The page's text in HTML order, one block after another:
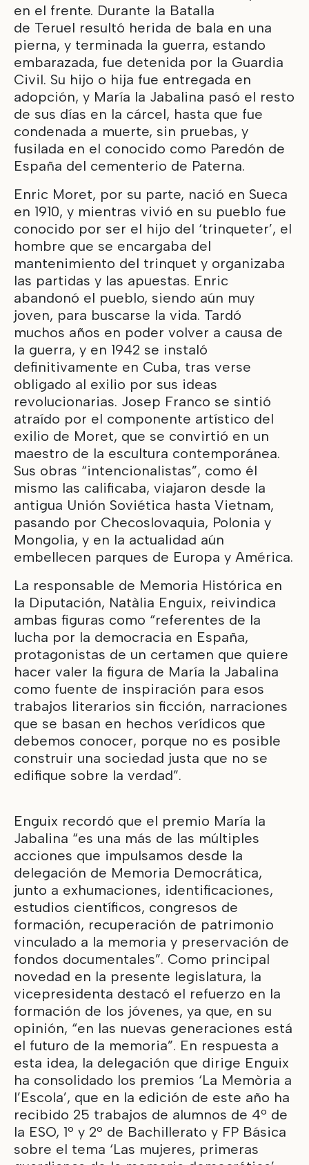
en el frente. Durante la Batalla
de Teruel resultó herida de bala en una
pierna, y terminada la guerra, estando
embarazada, fue detenida por la Guardia
Civil. Su hijo o hija fue entregada en
adopción, y María la Jabalina pasó el resto
de sus días en la cárcel, hasta que fue
condenada a muerte, sin pruebas, y
fusilada en el conocido como Paredón de
España del cementerio de Paterna.
Enric Moret, por su parte, nació en Sueca
en 1910, y mientras vivió en su pueblo fue
conocido por ser el hijo del ‘trinqueter’, el
hombre que se encargaba del
mantenimiento del trinquet y organizaba
las partidas y las apuestas. Enric
abandonó el pueblo, siendo aún muy
joven, para buscarse la vida. Tardó
muchos años en poder volver a causa de
la guerra, y en 1942 se instaló
definitivamente en Cuba, tras verse
obligado al exilio por sus ideas
revolucionarias. Josep Franco se sintió
atraído por el componente artístico del
exilio de Moret, que se convirtió en un
maestro de la escultura contemporánea.
Sus obras “intencionalistas”, como él
mismo las calificaba, viajaron desde la
antigua Unión Soviética hasta Vietnam,
pasando por Checoslovaquia, Polonia y
Mongolia, y en la actualidad aún
embellecen parques de Europa y América.
La responsable de Memoria Histórica en
la Diputación, Natàlia Enguix, reivindica
ambas figuras como “referentes de la
lucha por la democracia en España,
protagonistas de un certamen que quiere
hacer valer la figura de María la Jabalina
como fuente de inspiración para esos
trabajos literarios sin ficción, narraciones
que se basan en hechos verídicos que
debemos conocer, porque no es posible
construir una sociedad justa que no se
edifique sobre la verdad”.
Enguix recordó que el premio María la
Jabalina “es una más de las múltiples
acciones que impulsamos desde la
delegación de Memoria Democrática,
junto a exhumaciones, identificaciones,
estudios científicos, congresos de
formación, recuperación de patrimonio
vinculado a la memoria y preservación de
fondos documentales”. Como principal
novedad en la presente legislatura, la
vicepresidenta destacó el refuerzo en la
formación de los jóvenes, ya que, en su
opinión, “en las nuevas generaciones está
el futuro de la memoria”. En respuesta a
esta idea, la delegación que dirige Enguix
ha consolidado los premios ‘La Memòria a
l’Escola’, que en la edición de este año ha
recibido 25 trabajos de alumnos de 4º de
la ESO, 1º y 2º de Bachillerato y FP Básica
sobre el tema ‘Las mujeres, primeras